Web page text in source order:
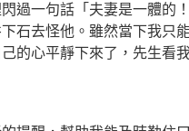
過一句話「夫妻是一體的
石去怪他。雖然當下我只
的心平靜下來了，先生看